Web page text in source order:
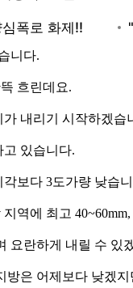
니다.
흐린데요.
내리기 시작하겠습
있습니다.
보다 3도가량 낮습
역에 최고
요란하게 내릴 수 있
방은 어제보다 낮겠